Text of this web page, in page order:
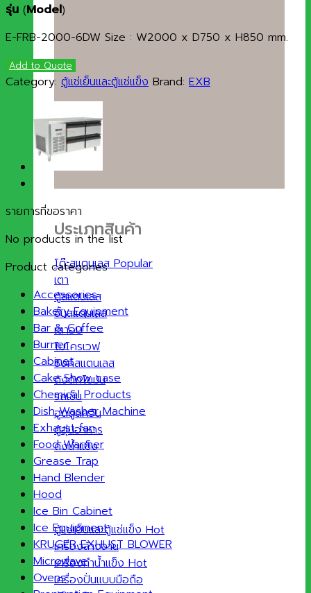
ประเภทสินค้า
โต๊ะสแตนเลส
เตา
ตู้สแตนเลส
ชั้นสแตนเลส
เตาอบ
ไมโครเวฟ
ซิงค์สแตนเลส
ถังดักไขมัน
รถเข็น
ฮูดดูดควัน
ตู้อุ่นอาหาร
ถังน้ำแข็ง
ตู้แช่เย็นและตู้แช่แข็ง
เครื่องล้างจาน
เครื่องทำน้ำแข็ง
เครื่องปั่นแบบมือถือ
รุ่น (Model)
E-FRB-2000-6DW Size : W2000 x D750 x H850 mm.
Add to Quote
Category: ตู้แช่เย็นและตู้แช่แข็ง Brand: EXB
รายการที่ขอราคา
No products in the list
Product categories
Accessories
Bakery Equipment
Bar & Coffee
Burner
Cabinet
Cake Show case
Chemical Products
Dish Washer Machine
Exhaust fan
Food Warmer
Grease Trap
Hand Blender
Hood
Ice Bin Cabinet
Ice Equipment
KRUGER EXHUST BLOWER
Microwave
Ovens